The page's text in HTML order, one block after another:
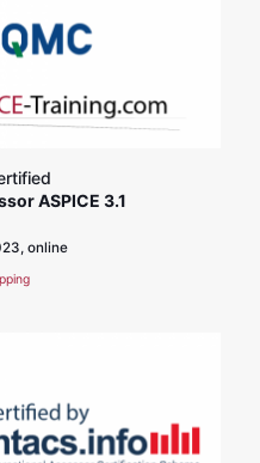
ASPICE 3.1
online